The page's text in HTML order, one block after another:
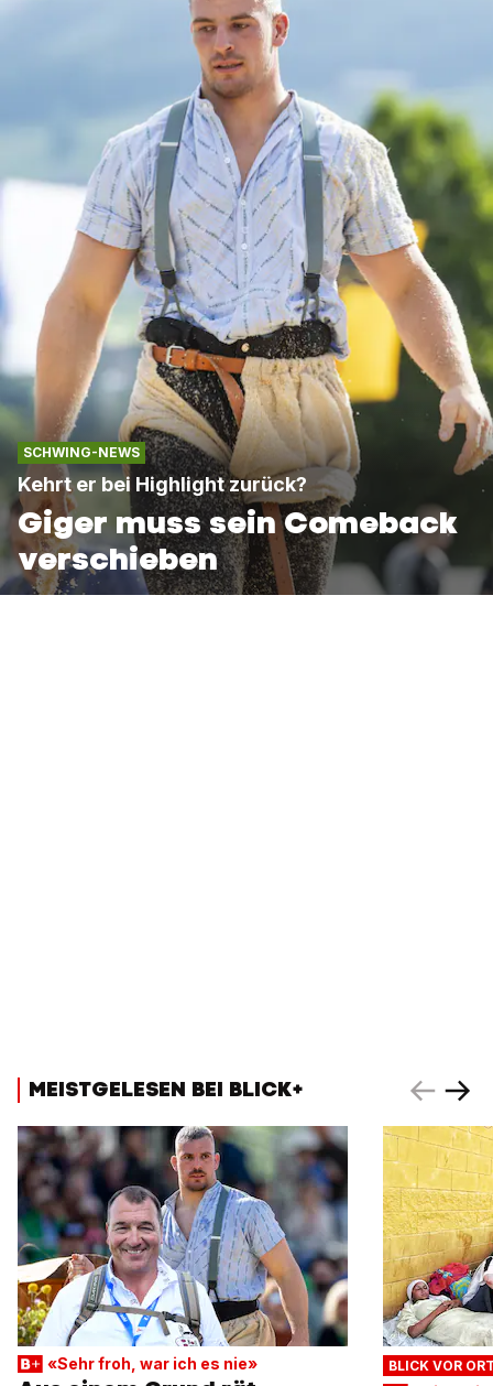
SCHWING-NEWS
Kehrt er bei Highlight zurück?
Giger muss sein Comeback
verschieben
MEISTGELESEN BEI BLICK+
«Sehr froh, war ich es nie» BLICK VOR